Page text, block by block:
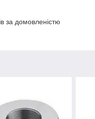
за домовленістю